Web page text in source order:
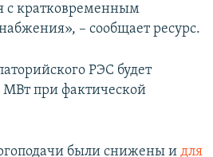
с кратковременным
– сообщает ресурс.
РЭС будет
МВт при фактической
были снижены и для